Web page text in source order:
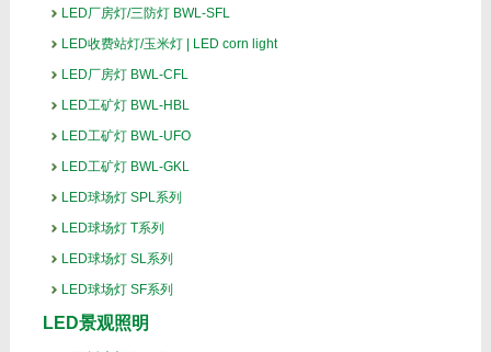
LED厂房灯/三防灯 BWL-SFL
LED收费站灯/玉米灯 | LED corn light
LED厂房灯 BWL-CFL
LED工矿灯 BWL-HBL
LED工矿灯 BWL-UFO
LED工矿灯 BWL-GKL
LED球场灯 SPL系列
LED球场灯 T系列
LED球场灯 SL系列
LED球场灯 SF系列
LED景观照明